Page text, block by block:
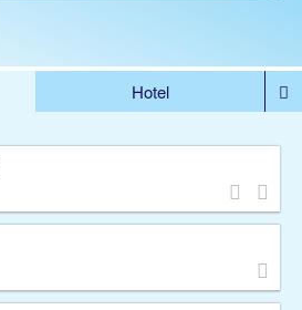
Hotel
Privattransfer